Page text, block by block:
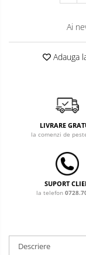
Costum carnaval
Covoare copii
Dulap si cutii
Lampi de veghe
Mobilier Birou
Sac de dormit copii
Sac de dormit 60 cm
Sac de dormit 70
Sac de dormit 100
Sac de dormit 110
Ai
Adauga
LIVRARE
la comenzi de
SUPORT
la telefon
Descriere